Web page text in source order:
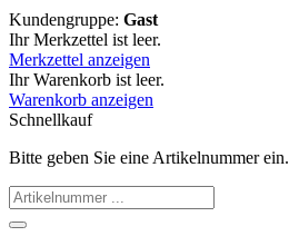
Kundengruppe: Gast
Ihr Merkzettel ist leer.
Merkzettel anzeigen
Ihr Warenkorb ist leer.
Warenkorb anzeigen
Schnellkauf
Bitte geben Sie eine Artikelnummer ein.